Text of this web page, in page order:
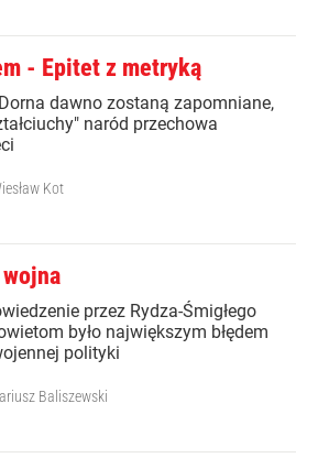
- Epitet z metryką
dawno zostaną zapomniane,
naród przechowa
Kot
przez Rydza-Śmigłego
było największym błędem
polityki
Baliszewski